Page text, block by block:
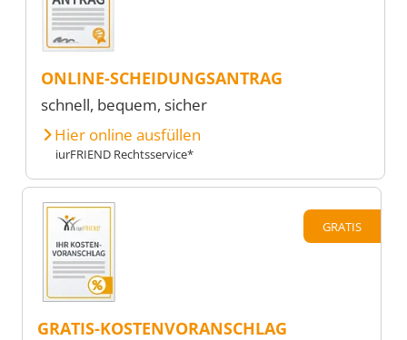
ONLINE-SCHEIDUNGSANTRAG
schnell, bequem, sicher
Hier online ausfüllen
iurFRIEND Rechtsservice*
GRATIS
GRATIS-KOSTENVORANSCHLAG